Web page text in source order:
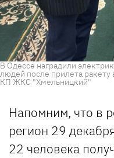
В Одессе наградили
людей после прилета
КП ЖКС "Хмельницкий"
Напомним, что в
регион 29
22 человека